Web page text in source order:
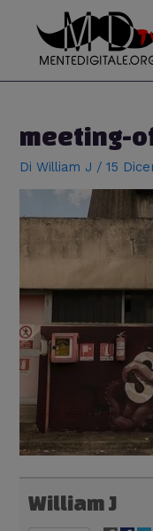
contenuto
meeting-
DiWilliam J /15
William J